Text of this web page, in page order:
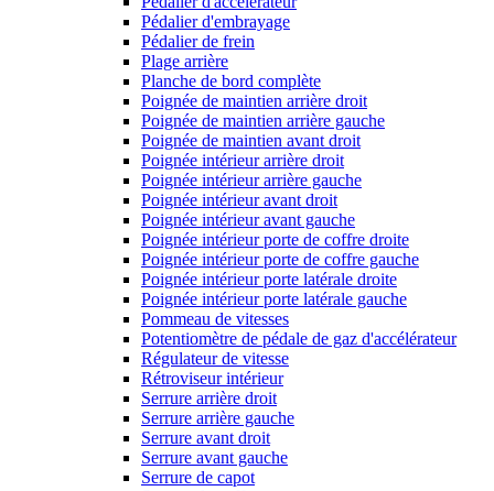
Pédalier d'embrayage
Pédalier de frein
Plage arrière
Planche de bord complète
Poignée de maintien arrière droit
Poignée de maintien arrière gauche
Poignée de maintien avant droit
Poignée intérieur arrière droit
Poignée intérieur arrière gauche
Poignée intérieur avant droit
Poignée intérieur avant gauche
Poignée intérieur porte de coffre droite
Poignée intérieur porte de coffre gauche
Poignée intérieur porte latérale droite
Poignée intérieur porte latérale gauche
Pommeau de vitesses
Potentiomètre de pédale de gaz d'accélérateur
Régulateur de vitesse
Rétroviseur intérieur
Serrure arrière droit
Serrure arrière gauche
Serrure avant droit
Serrure avant gauche
Serrure de capot